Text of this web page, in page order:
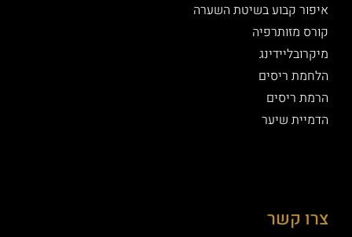
איפור קבוע בשיטת השערה
קורס מזותרפיה
מיקרובליידינג
הלחמת ריסים
הרמת ריסים
הדמיית שיער
צרו קשר